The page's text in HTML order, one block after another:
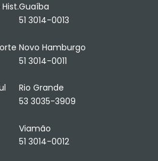
Guaíba
51 3014-0013
Novo Hamburgo
51 3014-0011
Rio Grande
53 3035-3909
Viamão
51 3014-0012